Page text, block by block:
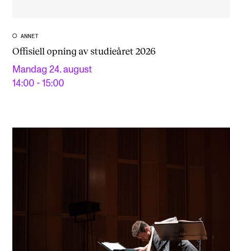
ANNET
Offisiell opning av studieåret 2026
Mandag 24. august
14:00 - 15:00